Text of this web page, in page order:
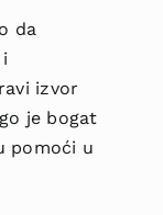
da
izvor
je bogat
pomoći u